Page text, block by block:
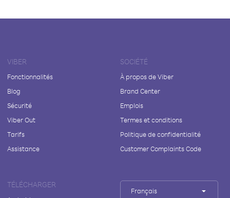
VIBER
Fonctionnalités
Blog
Sécurité
Viber Out
Tarifs
Assistance
SOCIÉTÉ
À propos de Viber
Brand Center
Emplois
Termes et conditions
Politique de confidentialité
Customer Complaints Code
TÉLÉCHARGER
Français